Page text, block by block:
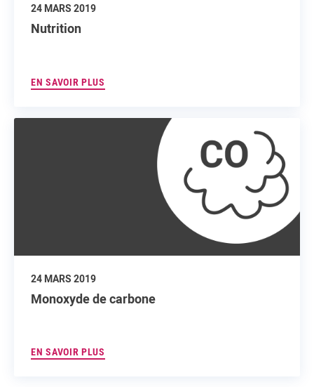
24 MARS 2019
Nutrition
EN SAVOIR PLUS
24 MARS 2019
Monoxyde de carbone
EN SAVOIR PLUS